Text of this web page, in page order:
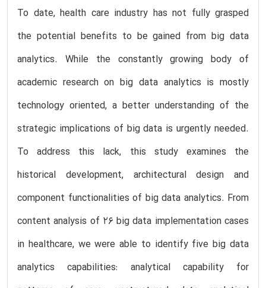
To date, health care industry has not fully grasped
the potential benefits to be gained from big data
analytics. While the constantly growing body of
academic research on big data analytics is mostly
technology oriented, a better understanding of the
strategic implications of big data is urgently needed.
To address this lack, this study examines the
historical development, architectural design and
component functionalities of big data analytics. From
content analysis of 26 big data implementation cases
in healthcare, we were able to identify five big data
analytics capabilities: analytical capability for